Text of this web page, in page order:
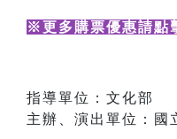
※更多購票優惠請點
指導單位：文化部
主辦、演出單位：國